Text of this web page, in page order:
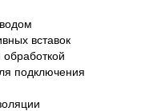
вставок
подключения